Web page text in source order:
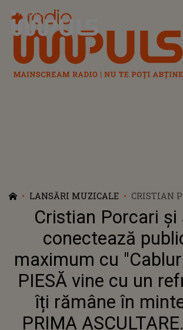
Radio Impuls
LANSĂRI MUZICALE
CRISTIAN
MAXIMUM
NOUA
REFREN
ÎN MINTE
ARTIȘTI
CAP RITM
"SPERĂM
LA PIESA
Cristian Porcari și
conectează
maximum cu
PIESĂ vine cu un
îți rămâne în
PRIMA